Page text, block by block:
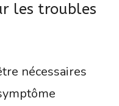
les troubles
nécessaires